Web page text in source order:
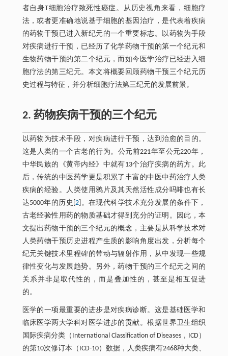
者自身T细胞治疗致死性癌症。从历史视角来看，细胞疗
法，或者更准确地说基于细胞的基因治疗，是代表着疾病
的药物干预已进入新纪元的一个重要标志。以药物为手段
对疾病进行干预，已经历了化学药物干预的第一个纪元和
生物药物干预的第二个纪元，而如今医学治疗已经进入细
胞疗法的第三纪元。本文将概要回顾药物干预三个纪元历
史过程与特征，并分析细胞疗法第三纪元的发展前景。
2. 药物疾病干预的三个纪元
以药物为技术手段，对疾病进行干预，达到治愈的目的。
这是人类的一个古老的行为。公元前221年至公元220年，
中华民族的《黄帝内经》中就有13个治疗疾病的药方。此
后，传统的中医药学更是积累了丰富的中医中药治疗人类
疾病的经验。人类使用鸦片及其天然活性成分吗啡也有长
达5000年的历史[2 ]。在现代科学技术充分发展的条件下，
古老经验性用药的物质基础才得到充分的证明。因此，本
文提出药物干预的三个纪元的概念，主要是从科学技术对
人类药物干预历史进程产生质的影响角度出发，分析每个
纪元关键技术里程碑的带动与辐射作用，从中发现一些规
律性变化与发展趋势。另外，药物干预的三个纪元之间的
关系并非是取代性的，而是叠加性的，甚至是相互促进
的。
医学的一项最重要的进步是对疾病诊断。这是基础医学和
临床医学两大学科对医学进步的贡献。根据世界卫生组织
国际疾病分类（International Classification of Diseases，ICD）
的第10次修订本（ICD-10）数据，人类疾病有2468种大类、